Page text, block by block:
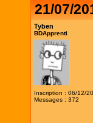
21/07/
Tyben
BDApprenti
Inscription : 06/12/
Messages : 372